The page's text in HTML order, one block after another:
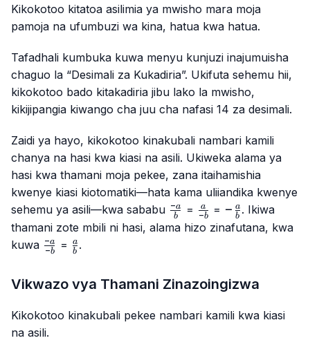
Kikokotoo kitatoa asilimia ya mwisho mara moja
pamoja na ufumbuzi wa kina, hatua kwa hatua.
Tafadhali kumbuka kuwa menyu kunjuzi inajumuisha
chaguo la “Desimali za Kukadiria”. Ukifuta sehemu hii,
kikokotoo bado kitakadiria jibu lako la mwisho,
kikijipangia kiwango cha juu cha nafasi 14 za desimali.
Zaidi ya hayo, kikokotoo kinakubali nambari kamili
chanya na hasi kwa kiasi na asili. Ukiweka alama ya
hasi kwa thamani moja pekee, zana itaihamishia
kwenye kiasi kiotomatiki—hata kama uliiandika kwenye
sehemu ya asili—kwa sababu \frac{-
a}{b}
b
−a = \frac{a}
{-b}
−b
a = -
\frac{a}
− b
a . Ikiwa
thamani zote mbili ni hasi, alama hizo zinafutana, kwa
kuwa \frac{-
a}{-b}
−b
−a = \frac{a}
{b}
b
a .
Vikwazo vya Thamani Zinazoingizwa
Kikokotoo kinakubali pekee nambari kamili kwa kiasi
na asili.